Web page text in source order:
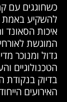
כשחוגגים עם
להשקיע באמת
איכות הסאונד
המוגשת
גדול ומנוכר
הטכנולוגיים
בדיוק
האירועים